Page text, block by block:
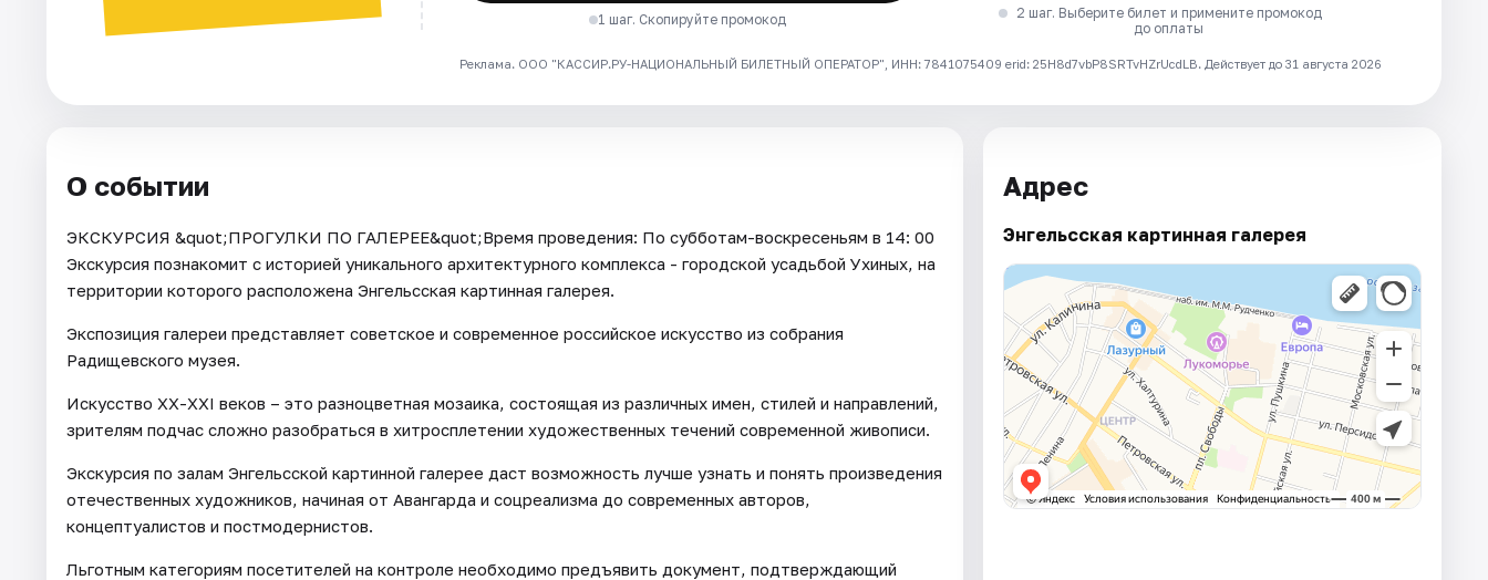
1 шаг. Скопируйте промокод
2 шаг. Выберите билет и примените промокод
до оплаты
Реклама. ООО "КАССИР.РУ-НАЦИОНАЛЬНЫЙ БИЛЕТНЫЙ ОПЕРАТОР", ИНН: 7841075409 erid: 25H8d7vbP8SRTvHZrUcdLB. Действует до 31 августа 2026
О событии
ЭКСКУРСИЯ &quot;ПРОГУЛКИ ПО ГАЛЕРЕЕ&quot;Время проведения: По субботам-воскресеньям в 14: 00
Экскурсия познакомит с историей уникального архитектурного комплекса - городской усадьбой Ухиных, на
территории которого расположена Энгельсская картинная галерея.
Экспозиция галереи представляет советское и современное российское искусство из собрания
Радищевского музея.
Искусство ХХ-XXI веков – это разноцветная мозаика, состоящая из различных имен, стилей и направлений,
зрителям подчас сложно разобраться в хитросплетении художественных течений современной живописи.
Экскурсия по залам Энгельсской картинной галерее даст возможность лучше узнать и понять произведения
отечественных художников, начиная от Авангарда и соцреализма до современных авторов,
концептуалистов и постмодернистов.
Льготным категориям посетителей на контроле необходимо предъявить документ, подтверждающий
Адрес
Энгельсская картинная галерея